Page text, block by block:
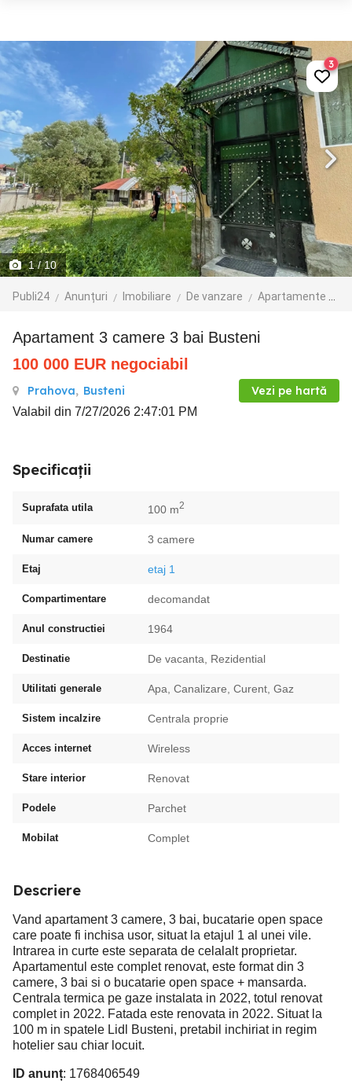
1/ 10
Publi24 Anunțuri Imobiliare De vanzare Apartamente de vanzare
3
Apartament 3 camere 3 bai Busteni
100 000 EUR negociabil
Prahova, Busteni Vezi pe hartă
Valabil din 7/27/2026 2:47:01 PM
Specificații
Suprafata utila 100 m2
Numar camere 3 camere
Etaj etaj 1
Compartimentare decomandat
Anul constructiei 1964
Destinatie De vacanta, Rezidential
Utilitati generale Apa, Canalizare, Curent, Gaz
Sistem incalzire Centrala proprie
Acces internet Wireless
Stare interior Renovat
Podele Parchet
Mobilat Complet
Descriere
Vand apartament 3 camere, 3 bai, bucatarie open space
care poate fi inchisa usor, situat la etajul 1 al unei vile.
Intrarea in curte este separata de celalalt proprietar.
Apartamentul este complet renovat, este format din 3
camere, 3 bai si o bucatarie open space + mansarda.
Centrala termica pe gaze instalata in 2022, totul renovat
complet in 2022. Fatada este renovata in 2022. Situat la
100 m in spatele Lidl Busteni, pretabil inchiriat in regim
hotelier sau chiar locuit.
ID anunț: 1768406549